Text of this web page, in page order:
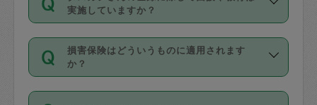
開始時間を２時間前後変更することが可
能です。依頼送信後、個別にタスカジさ
んにメッセージを送り調整してくださ
い。ただし、２時間を越えての調整はで
確認してください。
基本的に、高所での作業や危険作業、屋
外での作業は対象外です。
方、栄養士・調理師といった資格者で保
育園や学校の給食やレストランで料理関
係の専門職に従事されていた方、日本で
すでにハウスキーパーや英語の先生とし
てお仕事をしているフィリピン出身の
実施していますか？
応募の際に、各自事務局との面接と説明
を行っています。その後、身分証明書の
写真提出をしていただいています。外国
損害保険はどういうものに適用されます
か？
依頼者とタスカジさんとの間でタスカジ